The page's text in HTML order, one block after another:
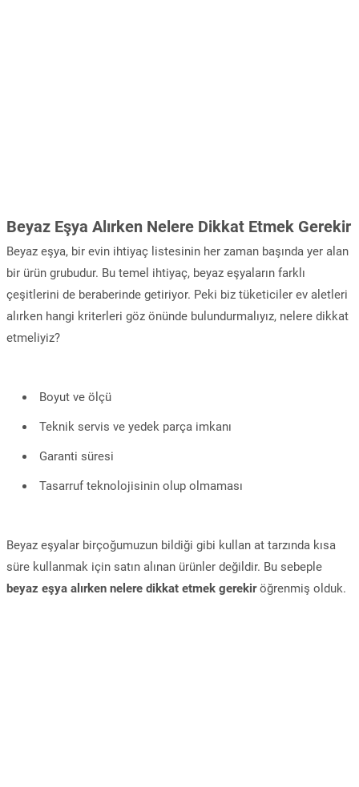
Beyaz Eşya Alırken Nelere Dikkat Etmek Gerekir
Beyaz eşya, bir evin ihtiyaç listesinin her zaman başında yer alan
bir ürün grubudur. Bu temel ihtiyaç, beyaz eşyaların farklı
çeşitlerini de beraberinde getiriyor. Peki biz tüketiciler ev aletleri
alırken hangi kriterleri göz önünde bulundurmalıyız, nelere dikkat
etmeliyiz?
Boyut ve ölçü
Teknik servis ve yedek parça imkanı
Garanti süresi
Tasarruf teknolojisinin olup olmaması
Beyaz eşyalar birçoğumuzun bildiği gibi kullan at tarzında kısa
süre kullanmak için satın alınan ürünler değildir. Bu sebeple
beyaz eşya alırken nelere dikkat etmek gerekiröğrenmiş olduk.